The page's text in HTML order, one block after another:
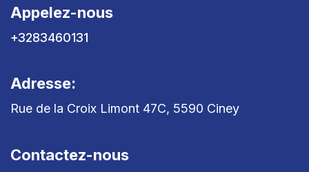
Appelez-nous
+3283460131
Adresse:
Rue de la Croix Limont 47C, 5590 Ciney
Contactez-nous